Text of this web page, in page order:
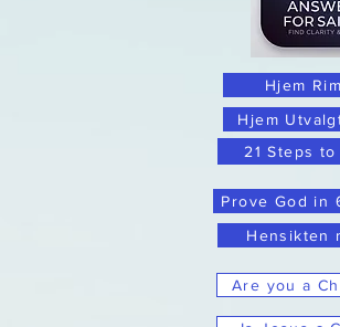
Hjem
Hjem
21 Steps to
Prove God in
Hensikten
Are you a